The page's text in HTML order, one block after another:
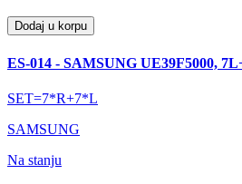
Dodaj u korpu
ES-014 - SAMSUNG UE39F5000,
SET=7*R+7*L
SAMSUNG
Na stanju